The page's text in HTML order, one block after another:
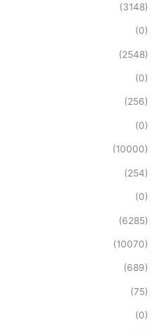
(3148)
(0)
(2548)
(0)
(256)
(0)
(10000)
(254)
(0)
(6285)
(10070)
(689)
(75)
(0)